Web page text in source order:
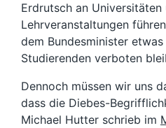
Erdrutsch an Universitäten
Lehrveranstaltungen
dem Bundesminister
Studierenden verboten
Dennoch müssen wir uns
dass die Diebes-
Michael Hutter schrieb im